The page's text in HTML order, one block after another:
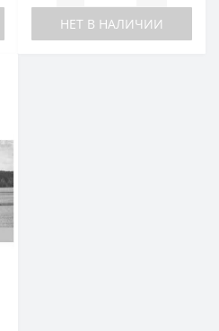
НЕТ В НАЛИЧИИ